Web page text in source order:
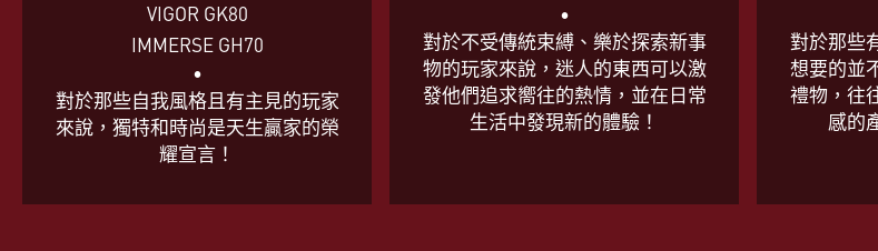
VIGOR GK80
IMMERSE GH70
•
對於那些自我風格且有主見的玩家
來說，獨特和時尚是天生贏家的榮
耀宣言！
•
對於不受傳統束縛、樂於探索新事
物的玩家來說，迷人的東西可以激
發他們追求嚮往的熱情，並在日常
生活中發現新的體驗！
對於那些
想要的並
禮物，往
感的